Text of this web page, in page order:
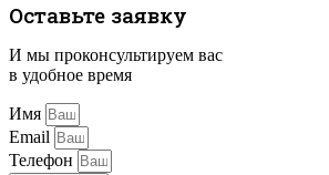
Оставьте заявку
И мы проконсультируем вас
в удобное время
Имя
Email
Телефон